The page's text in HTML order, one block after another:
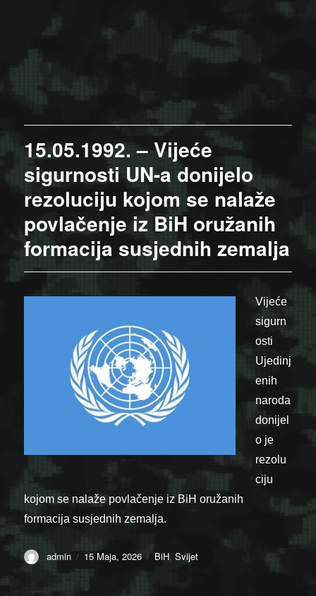
15.05.1992. – Vijeće
sigurnosti UN-a donijelo
rezoluciju kojom se nalaže
povlačenje iz BiH oružanih
formacija susjednih zemalja
Vijeće
sigurn
osti
Ujedinj
enih
naroda
donijel
o je
rezolu
ciju
kojom se nalaže povlačenje iz BiH oružanih
formacija susjednih zemalja.
Author
admin
Posted
on
15 Maja, 2026 Categories
BiH,Svijet